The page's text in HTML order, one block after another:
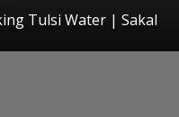
Tulsi Water | Sakal